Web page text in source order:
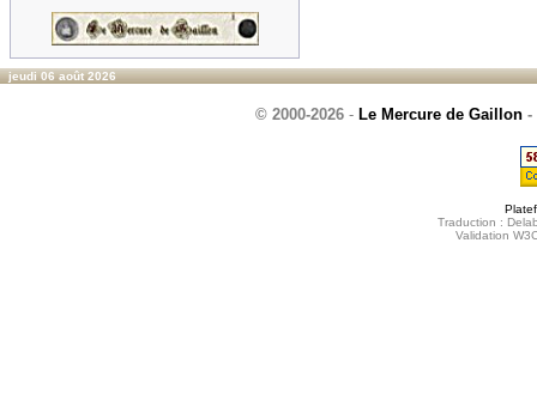
jeudi 06 août 2026
© 2000-2026 - Le Mercure de Gaillon -
Traduction :
Validation